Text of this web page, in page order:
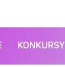
KONKURSY